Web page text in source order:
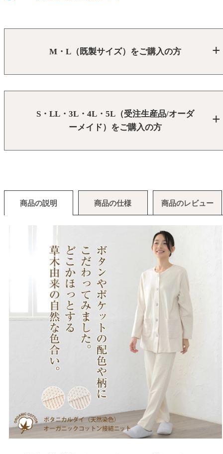
M・L（既製サイズ）をご購入の方
S・LL・3L・4L・5L（受注生産品/オーダ
ーメイド）をご購入の方
商品の説明 商品の仕様 商品のレビュー